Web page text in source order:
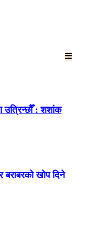
उत्रिन्छौँ : शशांक
खोप दिने